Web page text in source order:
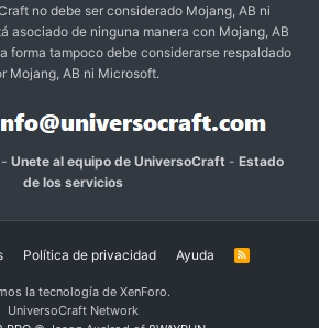
no debe ser considerado Mojang, AB ni
asociado de ninguna manera con Mojang, AB
forma tampoco debe considerarse respaldado
Mojang, AB ni Microsoft.
Unete al equipo de UniversoCraft - Estado
de los servicios
Política de privacidad Ayuda
R
la tecnología de XenForo.
UniversoCraft Network